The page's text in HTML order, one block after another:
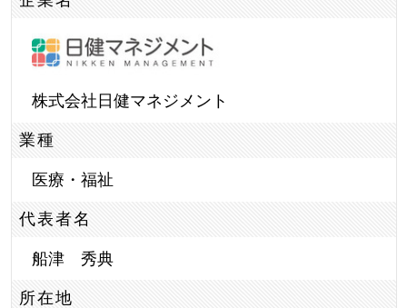
株式会社日健マネジメント
業種
医療・福祉
代表者名
船津 秀典
所在地